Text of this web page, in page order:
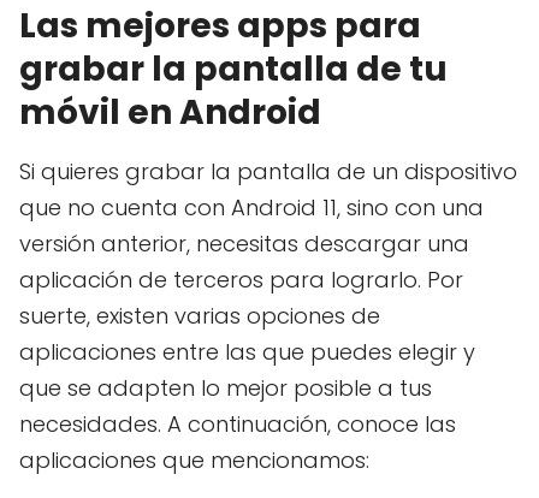
Las mejores apps para
grabar la pantalla de tu
móvil en Android
Si quieres grabar la pantalla de un dispositivo
que no cuenta con Android 11, sino con una
versión anterior, necesitas descargar una
aplicación de terceros para lograrlo. Por
suerte, existen varias opciones de
aplicaciones entre las que puedes elegir y
que se adapten lo mejor posible a tus
necesidades. A continuación, conoce las
aplicaciones que mencionamos: